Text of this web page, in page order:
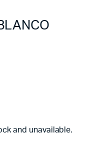
and unavailable.